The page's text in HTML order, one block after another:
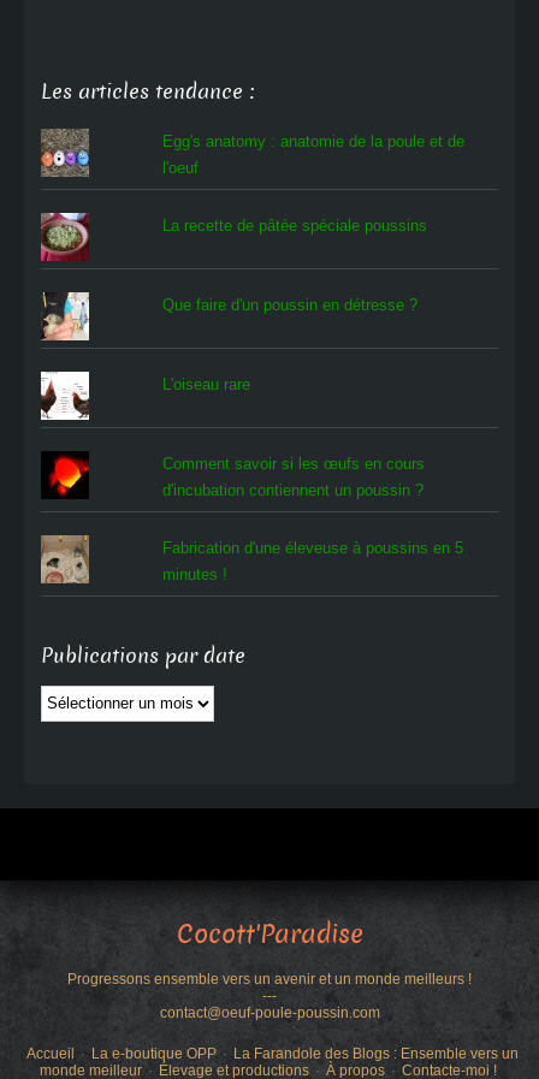
Les articles tendance :
Egg's anatomy : anatomie de la poule et de
l'oeuf
La recette de pâtée spéciale poussins
Que faire d'un poussin en détresse ?
L'oiseau rare
Comment savoir si les œufs en cours
d'incubation contiennent un poussin ?
Fabrication d'une éleveuse à poussins en 5
minutes !
Publications par date
Publications
par
Cocott'Paradise
Progressons ensemble vers un avenir et un monde meilleurs !
---
contact@oeuf-poule-poussin.com
Accueil La e-boutique OPP
La Farandole des Blogs : Ensemble vers un
monde meilleur
Élevage et productions À propos
Contacte-moi !